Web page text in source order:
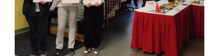
Video a audio
Virtuální prohlídka